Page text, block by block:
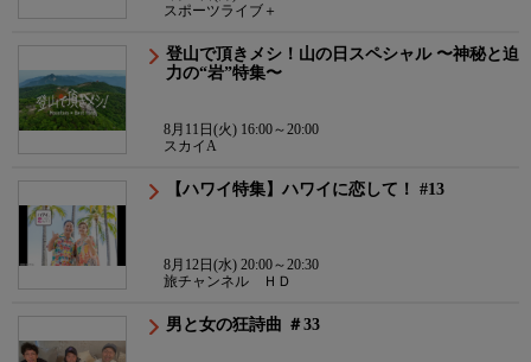
スポーツライブ＋
登山で頂きメシ！山の日スペシャル 〜神秘と迫
力の“岩”特集〜
8月11日(火) 16:00～20:00
スカイA
【ハワイ特集】ハワイに恋して！ #13
8月12日(水) 20:00～20:30
旅チャンネル ＨＤ
男と女の狂詩曲 ＃33